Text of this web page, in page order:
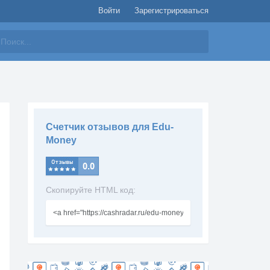
Войти Зарегистрироваться
Счетчик отзывов для Edu-
Money
Скопируйте HTML код: